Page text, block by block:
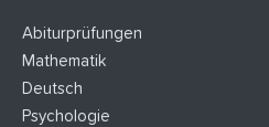
Abiturprüfungen
Mathematik
Deutsch
Psychologie